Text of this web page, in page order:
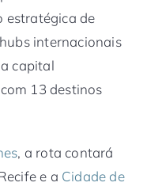
estratégica de
internacionais
capital
13 destinos
, a rota contará
e a Cidade de